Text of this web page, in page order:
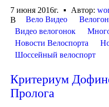
7 июня 2016г.
Автор:
В
Вело Видео
Видео велогонок
Новости Велоспорта
Шоссейный велоспорт
Критериум
Пролога